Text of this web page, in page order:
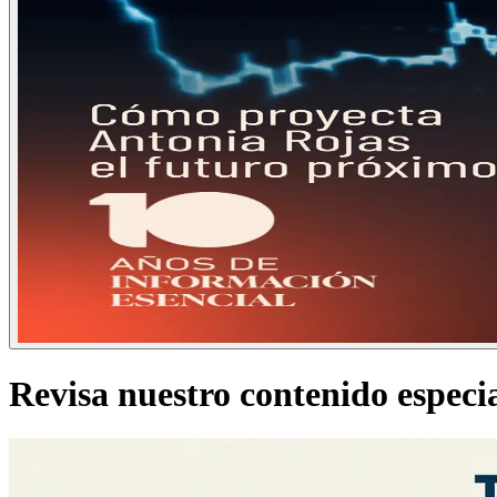
Revisa nuestro contenido